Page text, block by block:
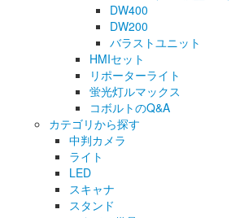
DW400
DW200
バラストユニット
HMIセット
リポーターライト
蛍光灯ルマックス
コボルトのQ&A
カテゴリから探す
中判カメラ
ライト
LED
スキャナ
スタンド